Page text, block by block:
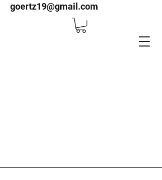
goertz19@gmail.com